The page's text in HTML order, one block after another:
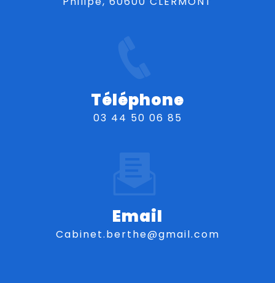
Téléphone
03 44 50 06 85
Email
cabinet.berthe@gmail.com